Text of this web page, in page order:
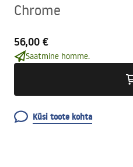
Chrome
56,00 €
Saatmine homme.
Küsi toote kohta